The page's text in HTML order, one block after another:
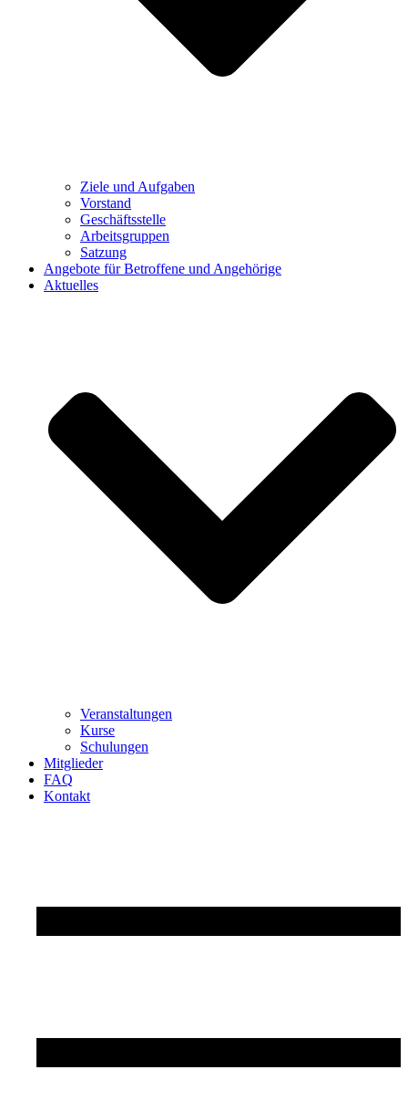
Ziele und Aufgaben
Vorstand
Geschäftsstelle
Arbeitsgruppen
Satzung
Angebote für Betroffene und Angehörige
Aktuelles
Veranstaltungen
Kurse
Schulungen
Mitglieder
FAQ
Kontakt